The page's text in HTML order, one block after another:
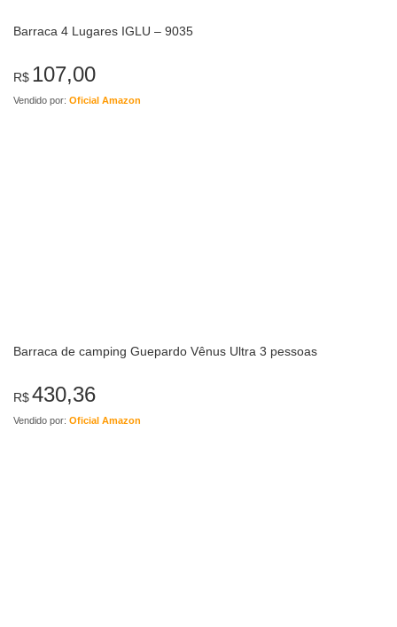
Barraca 4 Lugares IGLU – 9035
R$ 107,00
Vendido por: Oficial Amazon
Barraca de camping Guepardo Vênus Ultra 3 pessoas
R$430,36
Vendido por: Oficial Amazon